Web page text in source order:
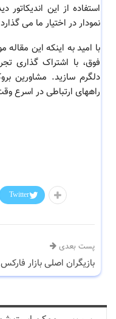
استفاده از این اندیکاتور
نمودار در اختیار ما می
با امید به اینکه این
فوق، با اشتراک گذاری
دلگرم سازید. مشاورین
راههای ارتباطی در اسرع
Twitter
پست بعدی
بازیگران اصلی بازار فارکس